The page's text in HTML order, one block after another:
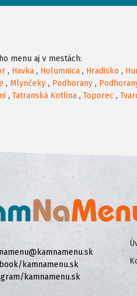
menu aj v mestách:
, Havka , Holumnica , Hradisko ,
, Mlynčeky , Podhorany ,
, Tatranská Kotlina , Toporec ,
kamnamenu.sk
kamnamenu.sk